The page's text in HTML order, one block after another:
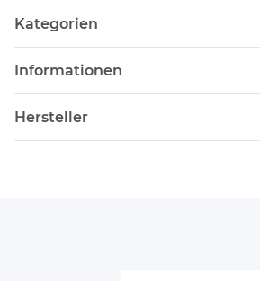
Kategorien
Informationen
Hersteller